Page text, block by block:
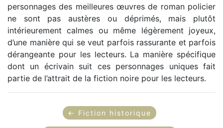
personnages des meilleures œuvres de roman policier
ne sont pas austères ou déprimés, mais plutôt
intérieurement calmes ou même légèrement joyeux,
d’une manière qui se veut parfois rassurante et parfois
dérangeante pour les lecteurs. La manière spécifique
dont un écrivain suit ces personnages uniques fait
partie de l’attrait de la fiction noire pour les lecteurs.
← Fiction historique